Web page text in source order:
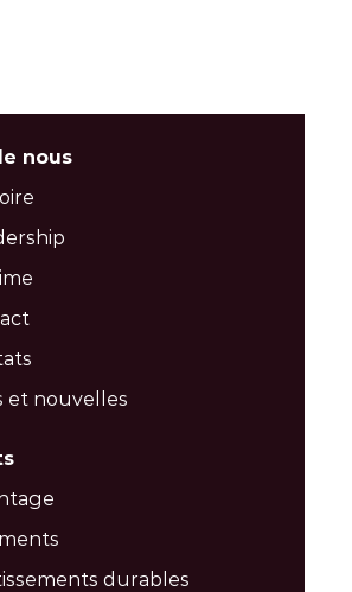
nous
et nouvelles
durables